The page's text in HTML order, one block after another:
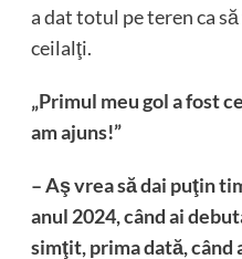
a dat totul pe teren ca
ceilalţi.
„Primul meu gol a fost
am ajuns!”
– Aş vrea să dai puţin
anul 2024, când ai
simţit, prima dată, când